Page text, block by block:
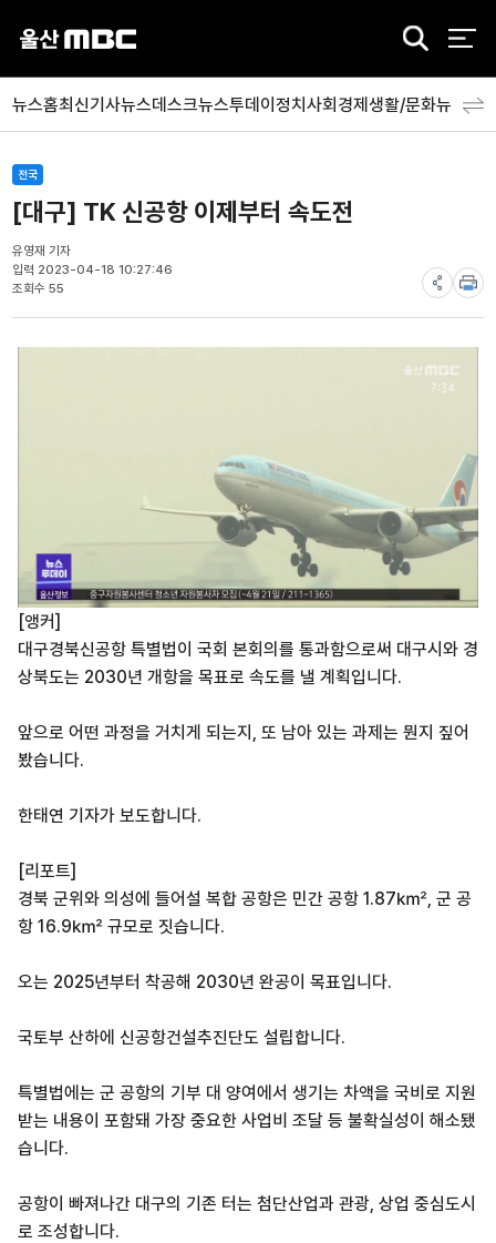
검
뉴스홈최신기사뉴스데스크뉴스투데이정치사회경제생활/문화뉴스특
전국
[대구] TK 신공항 이제부터 속도전
유영재 기자
입력 2023-04-18 10:27:46
조회수 55
[앵커]
대구경북신공항 특별법이 국회 본회의를 통과함으로써 대구시와 경
상북도는 2030년 개항을 목표로 속도를 낼 계획입니다.
앞으로 어떤 과정을 거치게 되는지, 또 남아 있는 과제는 뭔지 짚어
봤습니다.
한태연 기자가 보도합니다.
[리포트]
경북 군위와 의성에 들어설 복합 공항은 민간 공항 1.87㎢, 군 공
항 16.9㎢ 규모로 짓습니다.
오는 2025년부터 착공해 2030년 완공이 목표입니다.
국토부 산하에 신공항건설추진단도 설립합니다.
특별법에는 군 공항의 기부 대 양여에서 생기는 차액을 국비로 지원
받는 내용이 포함돼 가장 중요한 사업비 조달 등 불확실성이 해소됐
습니다.
공항이 빠져나간 대구의 기존 터는 첨단산업과 관광, 상업 중심도시
로 조성합니다.